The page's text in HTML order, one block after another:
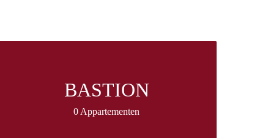
BASTION
0 Appartementen